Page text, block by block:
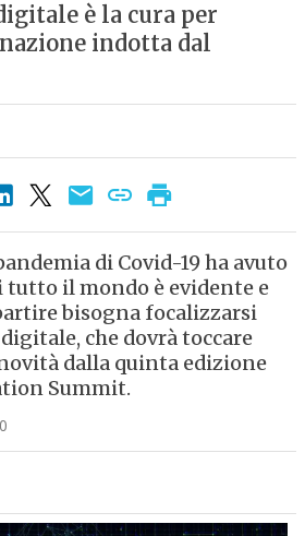
è la cura per
indotta dal
di Covid-19 ha avuto
tutto il mondo è evidente e
bisogna focalizzarsi
che dovrà toccare
dalla quinta edizione
Summit.